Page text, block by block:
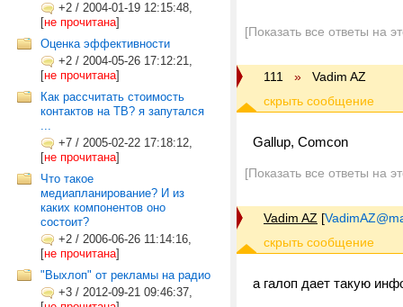
+2 / 2004-01-19 12:15:48,
[не прочитана]
Оценка эффективности
+2 / 2004-05-26 17:12:21,
[не прочитана]
Как рассчитать стоимость
контактов на ТВ? я запутался
...
+7 / 2005-02-22 17:18:12,
[не прочитана]
Что такое
медиапланирование? И из
каких компонентов оно
состоит?
+2 / 2006-06-26 11:14:16,
[не прочитана]
"Выхлоп" от рекламы на радио
+3 / 2012-09-21 09:46:37,
[Показать все ответы на
111 » Vadim AZ
Gallup, Comcon
[Показать все ответы на
Vadim AZ [
а галоп дает такую